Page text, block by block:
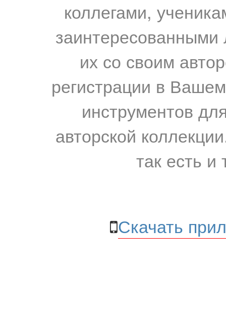
коллегами,
их со своим
регистрации в
инструментов
авторской
так есть и
Скачать